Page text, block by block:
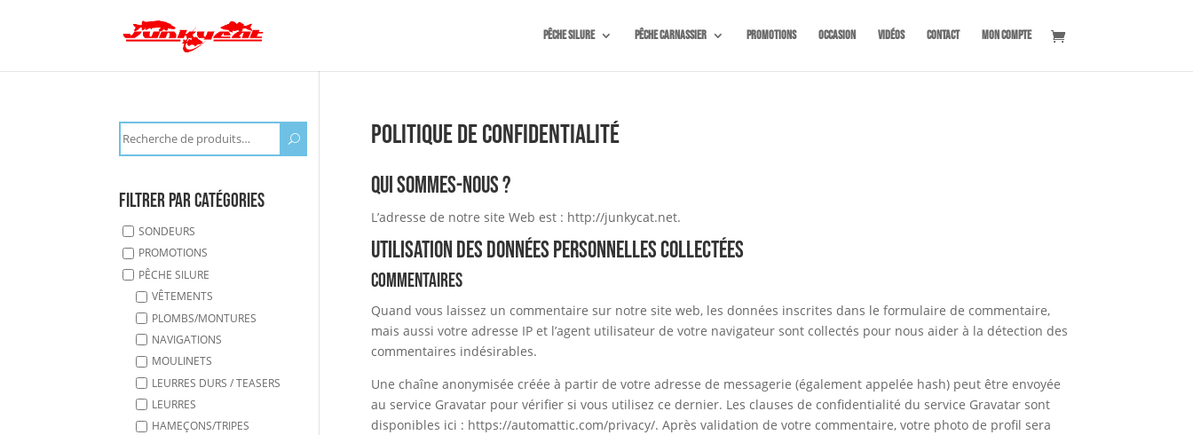
Pêche silure Pêche carnassier Promotions OCCASION Vidéos Contact Mon compte
Politique de confidentialité
Qui sommes-nous ?
L’adresse de notre site Web est : http://junkycat.net.
Utilisation des données personnelles collectées
Commentaires
Quand vous laissez un commentaire sur notre site web, les données inscrites dans le formulaire de commentaire,
mais aussi votre adresse IP et l’agent utilisateur de votre navigateur sont collectés pour nous aider à la détection des
commentaires indésirables.
Une chaîne anonymisée créée à partir de votre adresse de messagerie (également appelée hash) peut être envoyée
au service Gravatar pour vérifier si vous utilisez ce dernier. Les clauses de confidentialité du service Gravatar sont
disponibles ici : https://automattic.com/privacy/. Après validation de votre commentaire, votre photo de profil sera
Recherche
pour :
U
Filtrer par catégories
SONDEURS
PROMOTIONS
PÊCHE SILURE
VÊTEMENTS
PLOMBS/MONTURES
NAVIGATIONS
MOULINETS
LEURRES DURS / TEASERS
LEURRES
HAMEÇONS/TRIPES